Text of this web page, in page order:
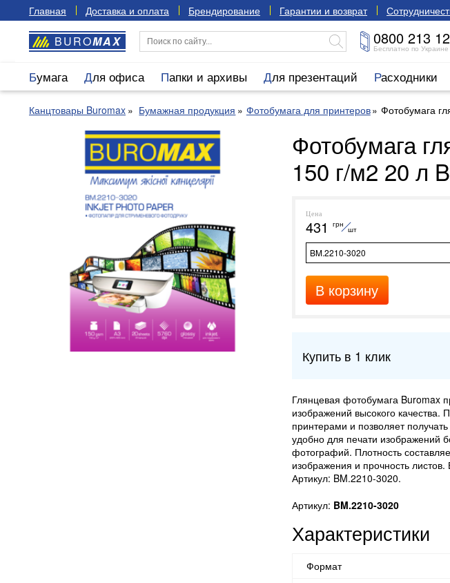
Главная Доставка и оплата Брендирование Гарантии и возврат
BUROMAX 0800 213
Бесплатно по Украине
Бумага Для офиса Папки и архивы Для презентаций Расходники
Канцтовары Buromax Бумажная продукция Фотобумага для принтеров Фотобумага
Фотобумага
150 г/м2 20 л
Цена
431 грн
шт
BM.2210-3020
В корзину
Купить в 1 клик
Глянцевая фотобумага Buromax
изображений высокого
принтерами и позволяет
удобно для печати изображений
фотографий. Плотность
изображения и прочность
Артикул: BM.2210-3020.
Артикул: BM.2210-3020
Характеристики
Формат